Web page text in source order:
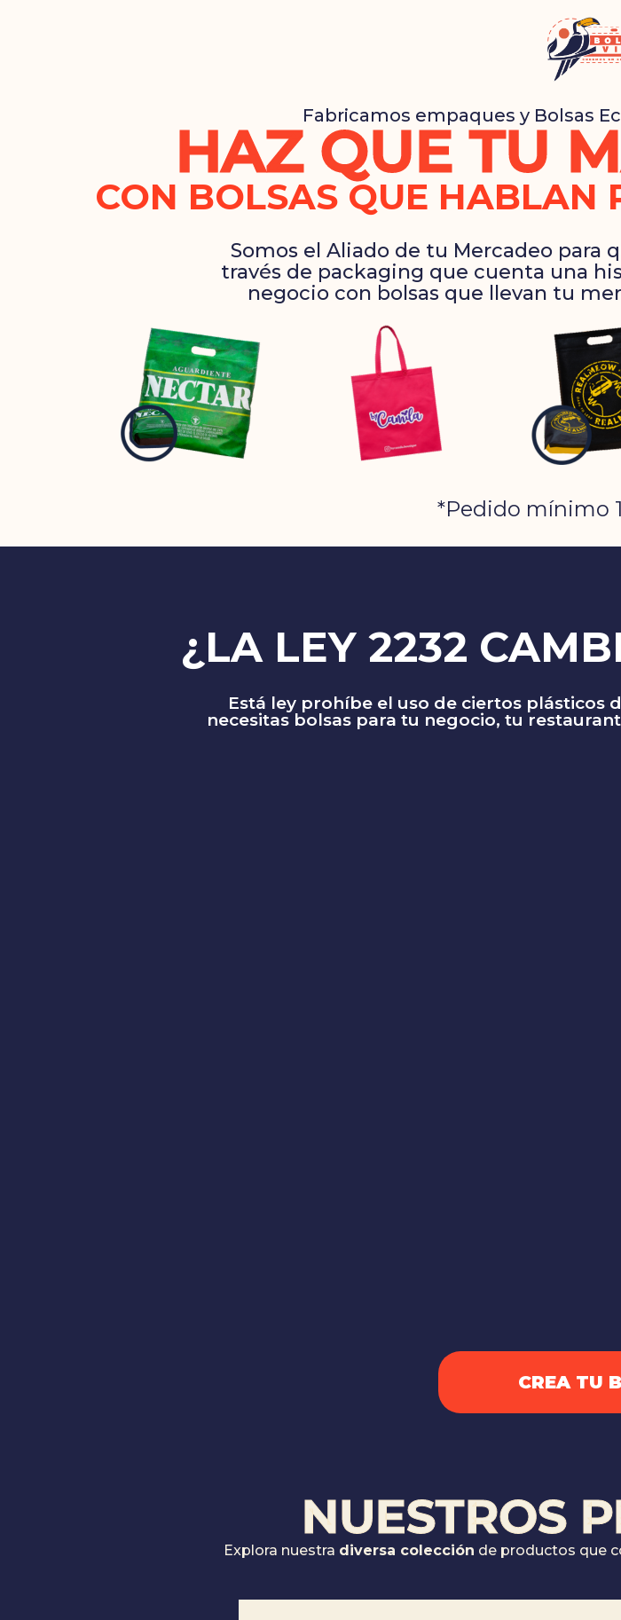
Fabricamos empaques y Bolsas
HAZ QUE TU
CON BOLSAS QUE HABLAN
Somos el Aliado de tu Mercadeo para
través de packaging que cuenta una
negocio con bolsas que llevan tu
*Pedido mínimo
¿LA LEY 2232
Está ley prohíbe el uso de ciertos plásticos
necesitas bolsas para tu negocio, tu
CREA TU
NUESTROS
Explora nuestra diversa colección de productos que